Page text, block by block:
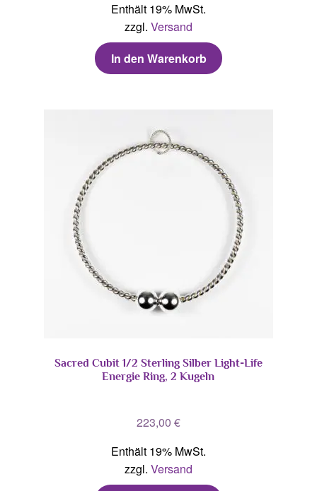
Enthält 19% MwSt.
zzgl. Versand
In den Warenkorb
Sacred Cubit 1/2 Sterling Silber Light-Life
Energie Ring, 2 Kugeln
223,00 €
Enthält 19% MwSt.
zzgl. Versand